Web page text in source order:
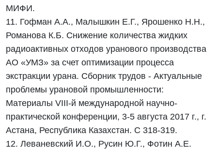
МИФИ.
11. Гофман А.А., Малышкин Е.Г., Ярошенко Н.Н.,
Романова К.Б. Снижение количества жидких
радиоактивных отходов уранового производства
АО «УМЗ» за счет оптимизации процесса
экстракции урана. Сборник трудов - Актуальные
проблемы урановой промышленности:
Материалы VIII-й международной научно-
практической конференции, 3-5 августа 2017 г., г.
Астана, Республика Казахстан. С 318-319.
12. Леваневский И.О., Русин Ю.Г., Фотин А.Е.